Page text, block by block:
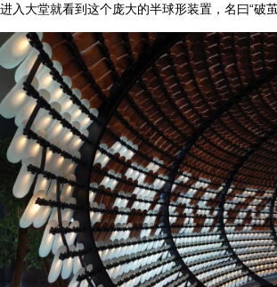
进入大堂就看到这个庞大的半球形装置，名曰“破茧